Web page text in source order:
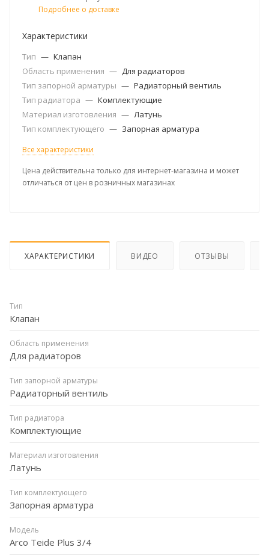
Подробнее о доставке
Характеристики
Тип — Клапан
Область применения — Для радиаторов
Тип запорной арматуры — Радиаторный вентиль
Тип радиатора — Комплектующие
Материал изготовления — Латунь
Тип комплектующего — Запорная арматура
Все характеристики
Цена действительна только для интернет-магазина и может
отличаться от цен в розничных магазинах
ХАРАКТЕРИСТИКИ ВИДЕО ОТЗЫВЫ
Тип
Клапан
Область применения
Для радиаторов
Тип запорной арматуры
Радиаторный вентиль
Тип радиатора
Комплектующие
Материал изготовления
Латунь
Тип комплектующего
Запорная арматура
Модель
Arco Teide Plus 3/4